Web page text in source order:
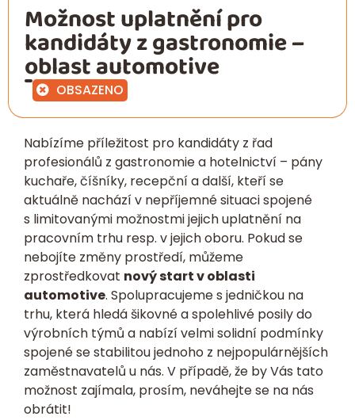
Možnost uplatnění pro
kandidáty z gastronomie –
oblast automotive
OBSAZENO
Nabízíme příležitost pro kandidáty z řad
profesionálů z gastronomie a hotelnictví – pány
kuchaře, číšníky, recepční a další, kteří se
aktuálně nachází v nepříjemné situaci spojené
s limitovanými možnostmi jejich uplatnění na
pracovním trhu resp. v jejich oboru. Pokud se
nebojíte změny prostředí, můžeme
zprostředkovat nový start v oblasti
automotive. Spolupracujeme s jedničkou na
trhu, která hledá šikovné a spolehlivé posily do
výrobních týmů a nabízí velmi solidní podmínky
spojené se stabilitou jednoho z nejpopulárnějších
zaměstnavatelů u nás. V případě, že by Vás tato
možnost zajímala, prosím, neváhejte se na nás
obrátit!